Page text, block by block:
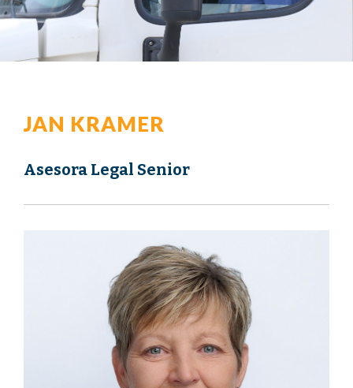
JAN KRAMER
Asesora Legal Senior